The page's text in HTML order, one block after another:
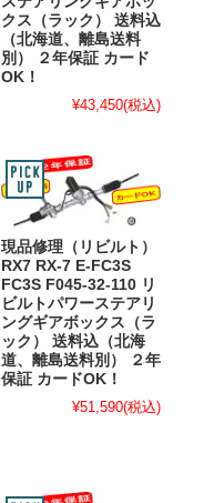
クス（ラック） 送料込
（北海道、離島送料
別） ２年保証 カード
OK！
¥43,450(税込)
現品修理（リビルト）
RX7 RX-7 E-FC3S
FC3S F045-32-110 リ
ビルトパワーステアリ
ングギアボックス（ラ
ック） 送料込（北海
道、離島送料別） ２年
保証 カードOK！
¥51,590(税込)